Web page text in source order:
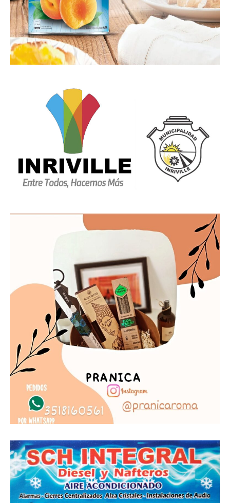
diseño e implementación de una propuesta de
transporte sustentable para los cordobeses, que
considere el diseño de la ciudad y los otros
componentes del subsistema de tránsito, junto a una
estrategia metropolitana. Pero para ello se requiere
ciudadanos y los concejales debemos saber dónde
estamos parados para, entre todos, poder construir
un sistema de transporte mejor para nuestra ciudad”.